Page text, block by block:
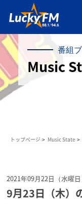
番組
Music
トップページ Music State
2021年09月22日（水曜日
9月23日（木）